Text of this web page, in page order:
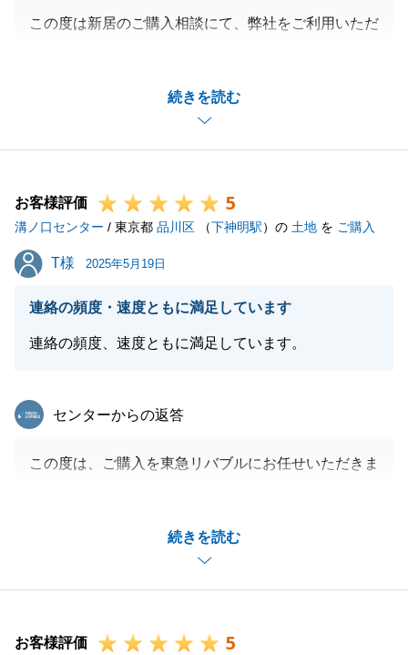
続きを読む
この度は新居のご購入相談にて、弊社をご利用いただ
等のお打合せをさせていただき、Ｉ様がご満足いただ
ける物件に巡り合うことができ、大変うれしく思いま
す。
気軽にご相談くださいませ。
今後ともどうぞよろしくお願い申し上げます。
閉じる
お客様評価 5
溝ノ口センター / 東京都 品川区 （下神明駅）の 土地 を ご購入
T様
T様 2025年5月19日
連絡の頻度・速度ともに満足しています
連絡の頻度、速度ともに満足しています。
続きを読む
東急リバブル
センターからの返答
この度は、ご購入を東急リバブルにお任せいただきま
建物の完成を私も非常に楽しみにしております。
また何かお力になれることがございましたら、お気軽
引き続きよろしくお願い申し上げます。
お客様評価 5